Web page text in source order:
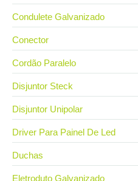
Condulete Galvanizado
Conector
Cordão Paralelo
Disjuntor Steck
Disjuntor Unipolar
Driver Para Painel De Led
Duchas
Eletroduto Galvanizado